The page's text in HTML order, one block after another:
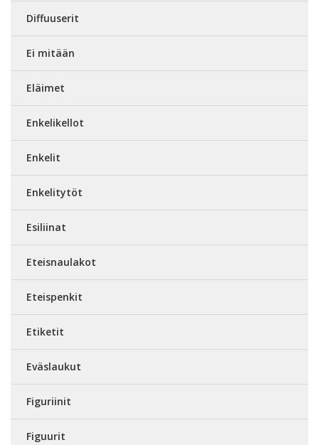
Diffuuserit
Ei mitään
Eläimet
Enkelikellot
Enkelit
Enkelitytöt
Esiliinat
Eteisnaulakot
Eteispenkit
Etiketit
Eväslaukut
Figuriinit
Figuurit